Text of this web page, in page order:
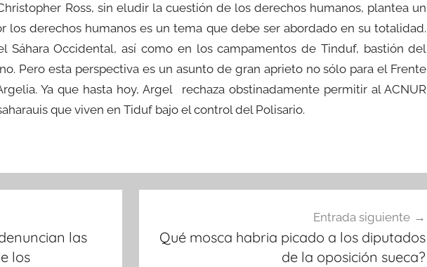
Ross, sin eludir la cuestión de los derechos humanos, plantea un
los derechos humanos es un tema que debe ser abordado en su totalidad.
Sáhara Occidental, así como en los campamentos de Tinduf, bastión del
Pero esta perspectiva es un asunto de gran aprieto no sólo para el Frente
Ya que hasta hoy, Argel rechaza obstinadamente permitir al ACNUR
que viven en Tiduf bajo el control del Polisario.
las
los
Entrada siguiente
Qué mosca habria picado a los diputados
de la oposición sueca?